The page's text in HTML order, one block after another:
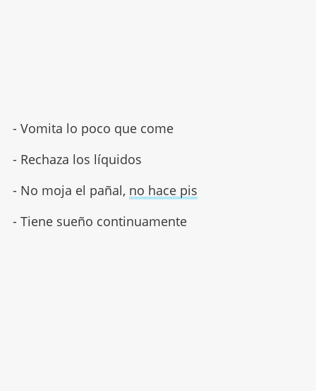
- Vomita lo poco que come
- Rechaza los líquidos
- No moja el pañal, no hace pis
- Tiene sueño continuamente